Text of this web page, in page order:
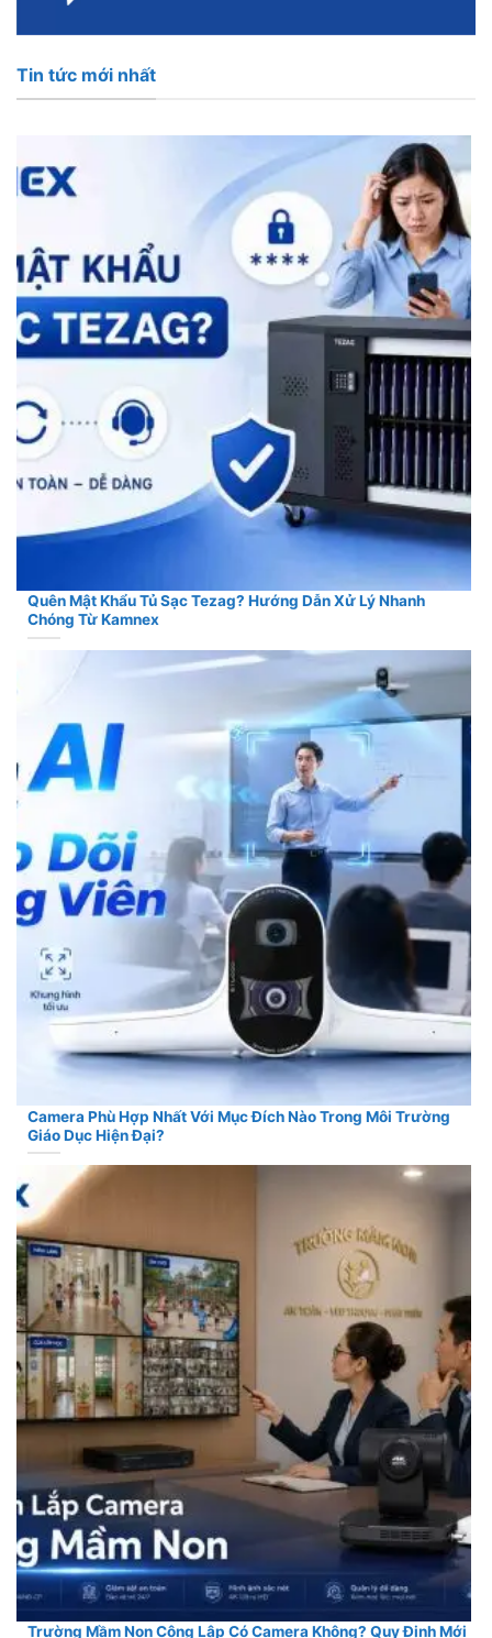
Tin tức mới nhất
Quên Mật Khẩu Tủ Sạc Tezag? Hướng Dẫn Xử Lý Nhanh
Chóng Từ Kamnex
Camera Phù Hợp Nhất Với Mục Đích Nào Trong Môi Trường
Giáo Dục Hiện Đại?
Trường Mầm Non Công Lập Có Camera Không? Quy Định Mới